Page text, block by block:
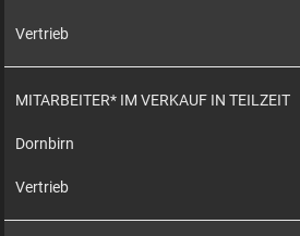
Vertrieb
MITARBEITER* IM VERKAUF IN TEILZEIT
Dornbirn
Vertrieb